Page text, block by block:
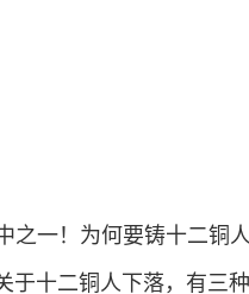
之一！为何要铸十二铜
十二铜人下落，有三种